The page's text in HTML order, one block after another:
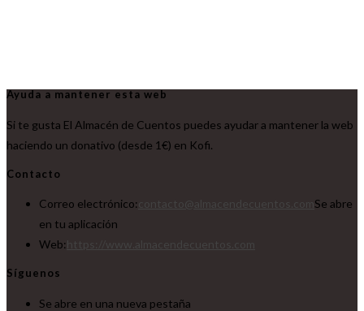
Ayuda a mantener esta web
Si te gusta El Almacén de Cuentos puedes ayudar a mantener la web
haciendo un donativo (desde 1€) en Kofi.
Contacto
Correo electrónico:
Se abre
en tu aplicación
Web:
Síguenos
Se abre en una nueva pestaña